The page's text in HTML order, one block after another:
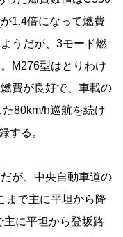
が1.4倍になって燃費
うだが、3モード燃
M276型はとりわけ
費が良好で、車載の
た80km/h巡航を続け
する。
が、中央自動車道の
で主に平坦から降
に平坦から登坂路